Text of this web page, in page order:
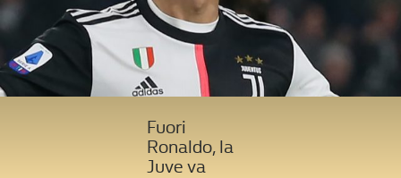
Fuori
Ronaldo, la
Juve va